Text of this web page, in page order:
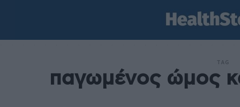
TAG
παγωμένος ώμος